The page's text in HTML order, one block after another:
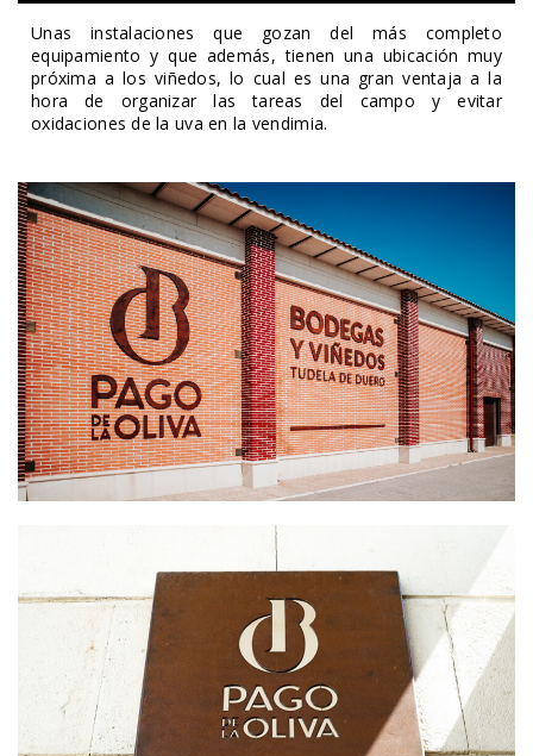
Unas instalaciones que gozan del más completo
equipamiento y que además, tienen una ubicación muy
próxima a los viñedos, lo cual es una gran ventaja a la
hora de organizar las tareas del campo y evitar
oxidaciones de la uva en la vendimia.